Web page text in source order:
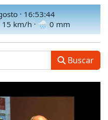
· 16:53:47
15 km/h · 🌧 0 mm
Buscar